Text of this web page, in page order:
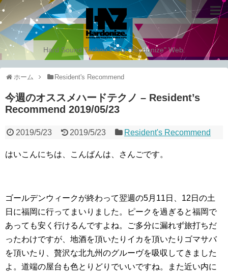
Hard Sound Techno Party "Hardonize" Web.
ホーム Resident's Recommend
今週のオススメハードテクノ – Resident’s
Recommend 2019/05/23
2019/5/23 2019/5/23 Resident's Recommend
はいこんにちは、こんばんは、さんごです。
ゴールデンウィークが終わって翌週の5月11日、12日の土
日に福岡に行ってまいりました。ピークを過ぎると福岡で
あっても安く行けるんですよね。ご多分に漏れず旅打ちだ
ったわけですが、地酒を頂いたりイカを頂いたりゴマサバ
を頂いたり、贅沢な北九州のグルーヴを吸収してきました
よ。道端の屋台も色とりどりでいいですね。また近い内に